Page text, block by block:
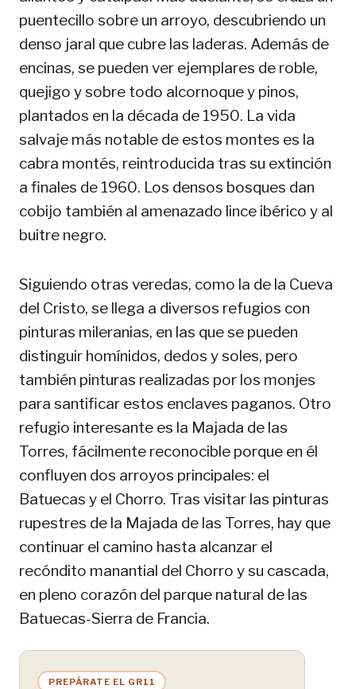
puentecillo sobre un arroyo, descubriendo un
denso jaral que cubre las laderas. Además de
encinas, se pueden ver ejemplares de roble,
quejigo y sobre todo alcornoque y pinos,
plantados en la década de 1950. La vida
salvaje más notable de estos montes es la
cabra montés, reintroducida tras su extinción
a finales de 1960. Los densos bosques dan
cobijo también al amenazado lince ibérico y al
buitre negro.
Siguiendo otras veredas, como la de la Cueva
del Cristo, se llega a diversos refugios con
pinturas mileranias, en las que se pueden
distinguir homínidos, dedos y soles, pero
también pinturas realizadas por los monjes
para santificar estos enclaves paganos. Otro
refugio interesante es la Majada de las
Torres, fácilmente reconocible porque en él
confluyen dos arroyos principales: el
Batuecas y el Chorro. Tras visitar las pinturas
rupestres de la Majada de las Torres, hay que
continuar el camino hasta alcanzar el
recóndito manantial del Chorro y su cascada,
en pleno corazón del parque natural de las
Batuecas-Sierra de Francia.
PREPÁRATE EL GR11